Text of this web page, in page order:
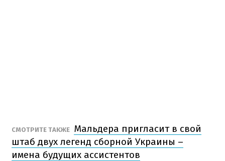
СМОТРИТЕ ТАКЖЕ Мальдера пригласит в свой
штаб двух легенд сборной Украины –
имена будущих ассистентов